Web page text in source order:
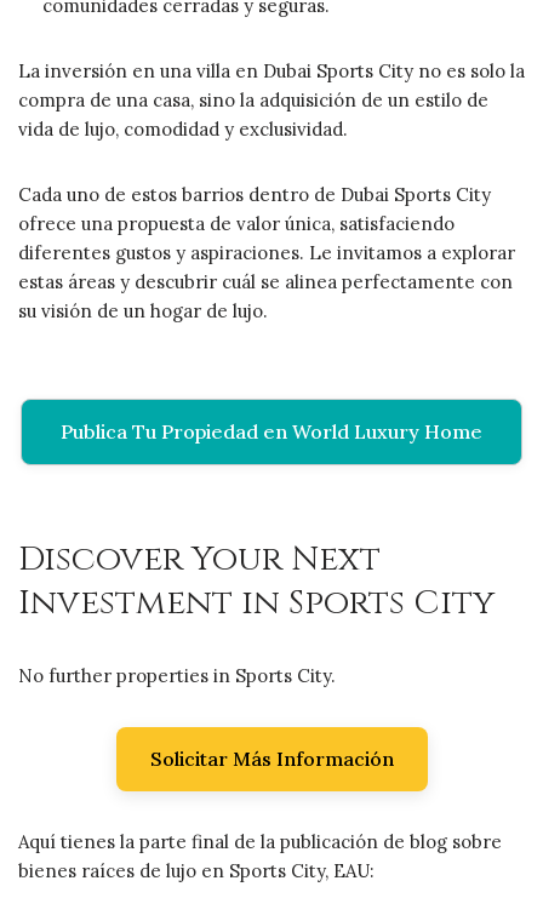
comunidades cerradas y seguras.
La inversión en una villa en Dubai Sports City no es solo la
compra de una casa, sino la adquisición de un estilo de
vida de lujo, comodidad y exclusividad.
Cada uno de estos barrios dentro de Dubai Sports City
ofrece una propuesta de valor única, satisfaciendo
diferentes gustos y aspiraciones. Le invitamos a explorar
estas áreas y descubrir cuál se alinea perfectamente con
su visión de un hogar de lujo.
Publica Tu Propiedad en World Luxury Home
Discover Your Next
Investment in Sports City
No further properties in Sports City.
Solicitar Más Información
Aquí tienes la parte final de la publicación de blog sobre
bienes raíces de lujo en Sports City, EAU: